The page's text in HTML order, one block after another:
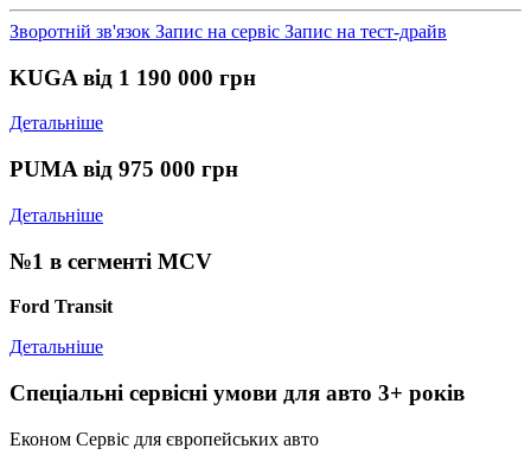
Зворотній зв'язок Запис на сервіс Запис на тест-драйв
KUGA від 1 190 000 грн
Детальніше
PUMA від 975 000 грн
Детальніше
№1 в сегменті MCV
Ford Transit
Детальніше
Спеціальні сервісні умови для авто 3+ років
Економ Сервіс для європейських авто